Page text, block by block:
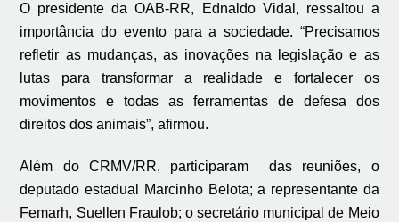
O presidente da OAB-RR, Ednaldo Vidal, ressaltou a
importância do evento para a sociedade. “Precisamos
refletir as mudanças, as inovações na legislação e as
lutas para transformar a realidade e fortalecer os
movimentos e todas as ferramentas de defesa dos
direitos dos animais”, afirmou.
Além do CRMV/RR, participaram das reuniões, o
deputado estadual Marcinho Belota; a representante da
Femarh, Suellen Fraulob; o secretário municipal de Meio